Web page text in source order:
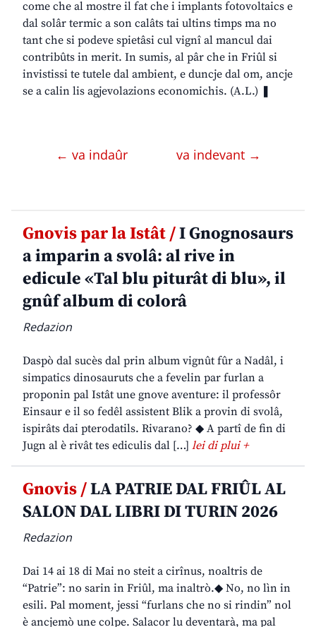
come che al mostre il fat che i implants fotovoltaics e
dal solâr termic a son calâts tai ultins timps ma no
tant che si podeve spietâsi cul vignî al mancul dai
contribûts in merit. In sumis, al pâr che in Friûl si
invistissi te tutele dal ambient, e duncje dal om, ancje
se a calin lis agjevolazions economichis. (A.L.) ❚
← va indaûr va indevant →
Gnovis par la Istât /I Gnognosaurs
a imparin a svolâ: al rive in
edicule «Tal blu piturât di blu», il
gnûf album di colorâ
Redazion
Daspò dal sucès dal prin album vignût fûr a Nadâl, i
simpatics dinosauruts che a fevelin par furlan a
proponin pal Istât une gnove aventure: il professôr
Einsaur e il so fedêl assistent Blik a provin di svolâ,
ispirâts dai pterodatils. Rivarano? ◆ A partî de fin di
Jugn al è rivât tes ediculis dal […] lei di plui +
Gnovis /LA PATRIE DAL FRIÛL AL
SALON DAL LIBRI DI TURIN 2026
Redazion
Dai 14 ai 18 di Mai no steit a cirînus, noaltris de
“Patrie”: no sarin in Friûl, ma inaltrò.◆ No, no lìn in
esili. Pal moment, jessi “furlans che no si rindin” nol
è ancjemò une colpe. Salacor lu deventarà, ma pal